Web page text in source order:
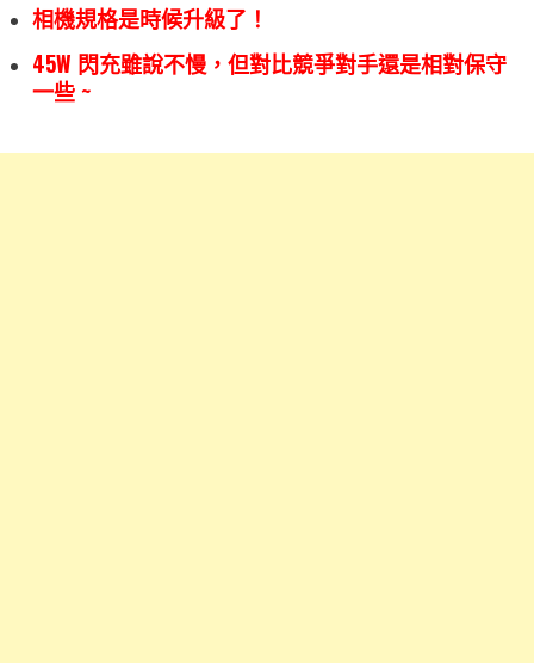
相機規格是時候升級了！
45W 閃充雖說不慢，但對比競爭對手還是相對保守
一些 ~